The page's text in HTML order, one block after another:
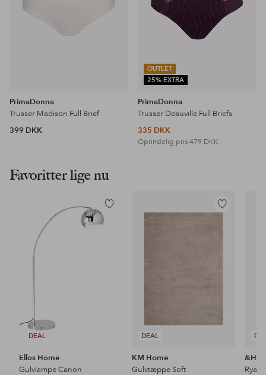
PrimaDonna
Trusser Madison Full Brief
399 DKK
OUTLET
25% EXTRA
PrimaDonna
Trusser Deauville Full Briefs
335 DKK
Oprindelig pris 479 DKK
Favoritter lige nu
DEAL
Tilføj
til
Ellos Home
Gulvlampe Canon
DEAL
Tilføj
KM Home
Gulvtæppe Soft